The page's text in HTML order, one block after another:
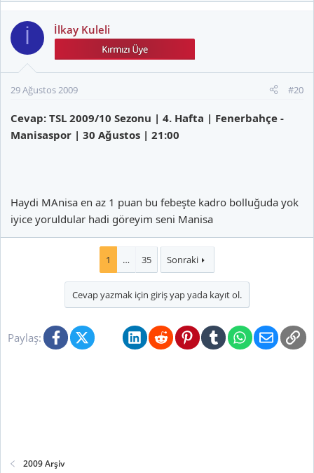
İ İlkay Kuleli
29 Ağustos 2009 #20
Cevap: TSL 2009/10 Sezonu | 4. Hafta | Fenerbahçe -
Manisaspor | 30 Ağustos | 21:00
Haydi MAnisa en az 1 puan bu febeşte kadro bolluğuda yok
iyice yoruldular hadi göreyim seni Manisa
1 … 35 Sonraki
Cevap yazmak için giriş yap yada kayıt ol.
Paylaş: FacebookX (Twitter)BlueskyLinkedInRedditPinterestTumblrWhatsApp
E-posta
2009 Arşiv